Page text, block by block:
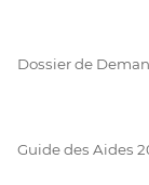
Dossier de
Guide des Aides